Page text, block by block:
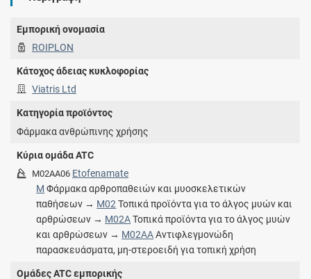
Εμπορική ονομασία
ROIPLON
Κάτοχος άδειας κυκλοφορίας
Viatris Ltd
Κατηγορία προϊόντος
Φάρμακα ανθρώπινης χρήσης
Κύρια ομάδα ATC
M02AA06 Etofenamate
M Φάρμακα αρθροπαθειών και μυοσκελετικών
παθήσεων → M02 Τοπικά προϊόντα για το άλγος μυών και
αρθρώσεων → M02AΤοπικά προϊόντα για το άλγος μυών
και αρθρώσεων → M02AAΑντιφλεγμονώδη
παρασκευάσματα, μη-στεροειδή για τοπική χρήση
Ομάδες ATC εμπορικής